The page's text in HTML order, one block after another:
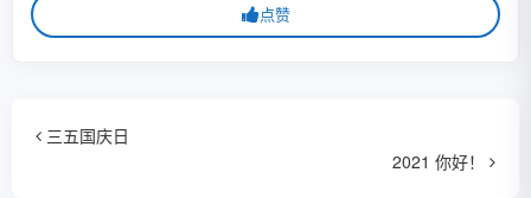
点赞
三五国庆日
2021 你好！